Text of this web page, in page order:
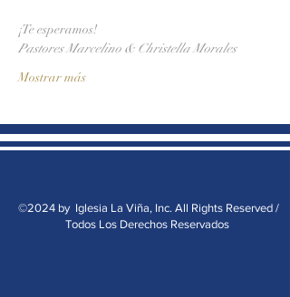
¡Te esperamos!
Pastores Marcelino & Christella Morales
Mostrar más
©2024 by Iglesia La Viña, Inc. All Rights Reserved /
Todos Los Derechos Reservados